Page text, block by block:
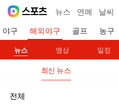
뉴스 연예 날씨
야구 해외야구 골프 농구
뉴스 영상 일정
최신 뉴스
전체